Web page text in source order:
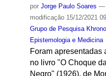
por Jorge Paulo Soares —
modificação15/12/2021
Grupo de Pesquisa
Epistemologia e Medicina
Foram apresentadas
no livro "O Choque
Negro" (1926), de